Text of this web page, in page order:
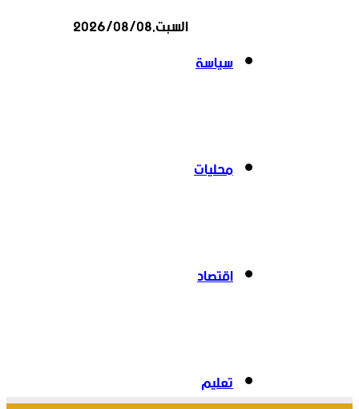
سياسة
محليات
اقتصاد
تعليم
السبت,2026/08/08